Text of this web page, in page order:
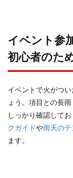
イベント参
初心者のた
イベントで火がつ
ょう。項目との長
しっかり確認して
クガイドや雨天の
ます。